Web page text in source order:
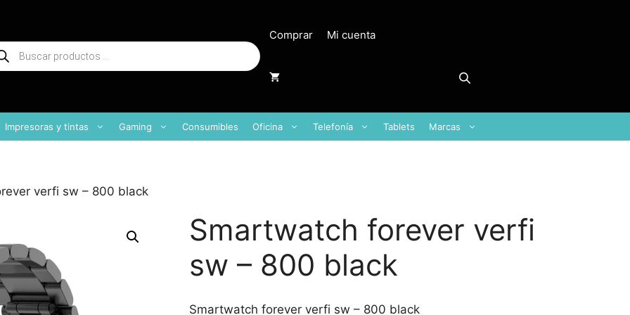
Comprar Mi cuenta
Impresoras y tintas Gaming Consumibles Oficina Telefonía Tablets Marcas
verfi sw – 800 black
Smartwatch forever verfi
sw – 800 black
Smartwatch forever verfi sw – 800 black